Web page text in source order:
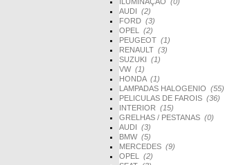
AUDI (2)
FORD (3)
OPEL (2)
PEUGEOT (1)
RENAULT (3)
SUZUKI (1)
VW (1)
HONDA (1)
LAMPADAS HALOGENIO (55)
PELICULAS DE FAROIS (36)
INTERIOR (15)
GRELHAS / PESTANAS (0)
AUDI (3)
BMW (5)
MERCEDES (9)
OPEL (2)